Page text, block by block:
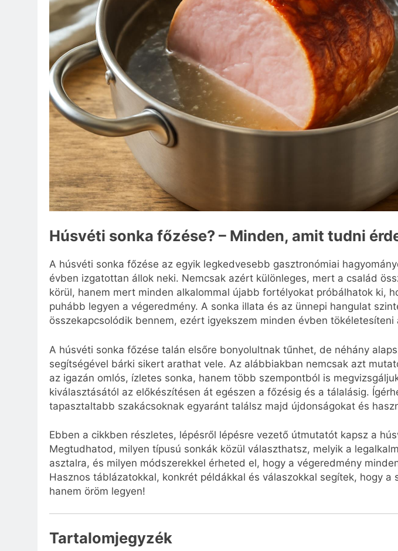
Húsvéti sonka főzése? – Minden, amit tudni
A húsvéti sonka főzése az egyik legkedvesebb gasztronómiai
évben izgatottan állok neki. Nemcsak azért különleges, mert a család
körül, hanem mert minden alkalommal újabb fortélyokat próbálhatok ki,
puhább legyen a végeredmény. A sonka illata és az ünnepi hangulat
összekapcsolódik bennem, ezért igyekszem minden évben tökéletesíteni
A húsvéti sonka főzése talán elsőre bonyolultnak tűnhet, de néhány
segítségével bárki sikert arathat vele. Az alábbiakban nemcsak azt
az igazán omlós, ízletes sonka, hanem több szempontból is
kiválasztásától az előkészítésen át egészen a főzésig és a tálalásig.
tapasztaltabb szakácsoknak egyaránt találsz majd újdonságokat és
Ebben a cikkben részletes, lépésről lépésre vezető útmutatót kapsz a
Megtudhatod, milyen típusú sonkák közül választhatsz, melyik a
asztalra, és milyen módszerekkel érheted el, hogy a végeredmény
Hasznos táblázatokkal, konkrét példákkal és válaszokkal segítek, hogy a
hanem öröm legyen!
Tartalomjegyzék